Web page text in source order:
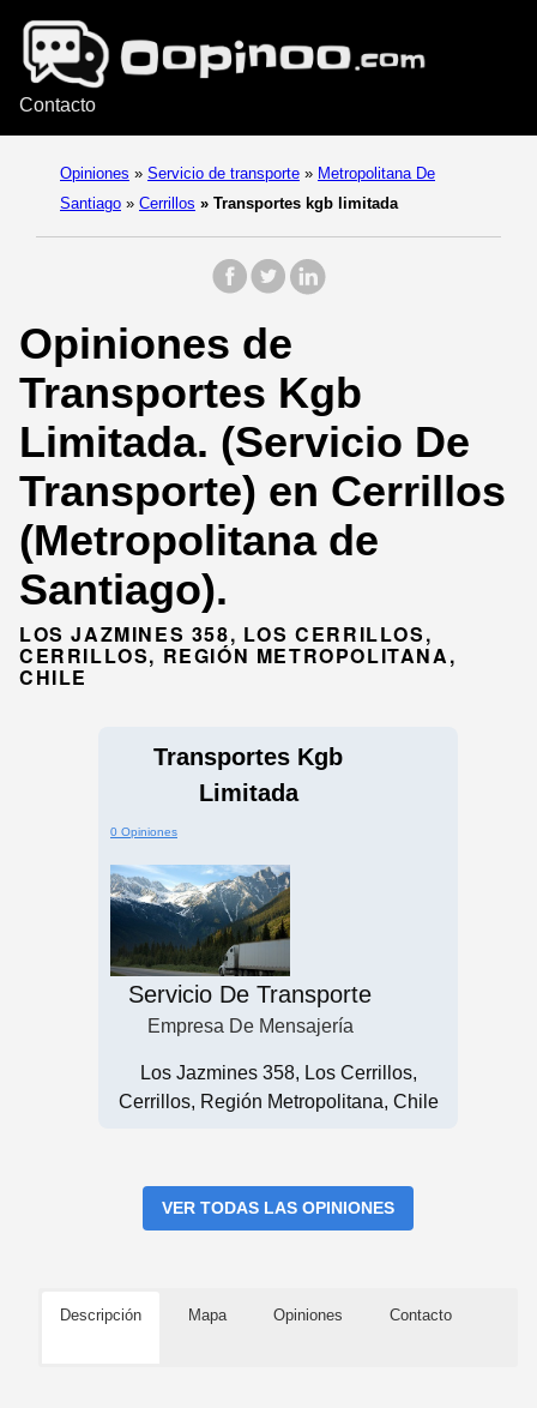
Contacto
Opiniones » Servicio de transporte » Metropolitana De
Santiago » Cerrillos » Transportes kgb limitada
Opiniones de
Transportes Kgb
Limitada. (Servicio De
Transporte) en Cerrillos
(Metropolitana de
Santiago).
LOS JAZMINES 358, LOS CERRILLOS,
CERRILLOS, REGIÓN METROPOLITANA,
CHILE
Transportes Kgb
Limitada
0 Opiniones
Servicio De Transporte
Empresa De Mensajería
Los Jazmines 358, Los Cerrillos,
Cerrillos, Región Metropolitana, Chile
VER TODAS LAS OPINIONES
Descripción Mapa Opiniones Contacto